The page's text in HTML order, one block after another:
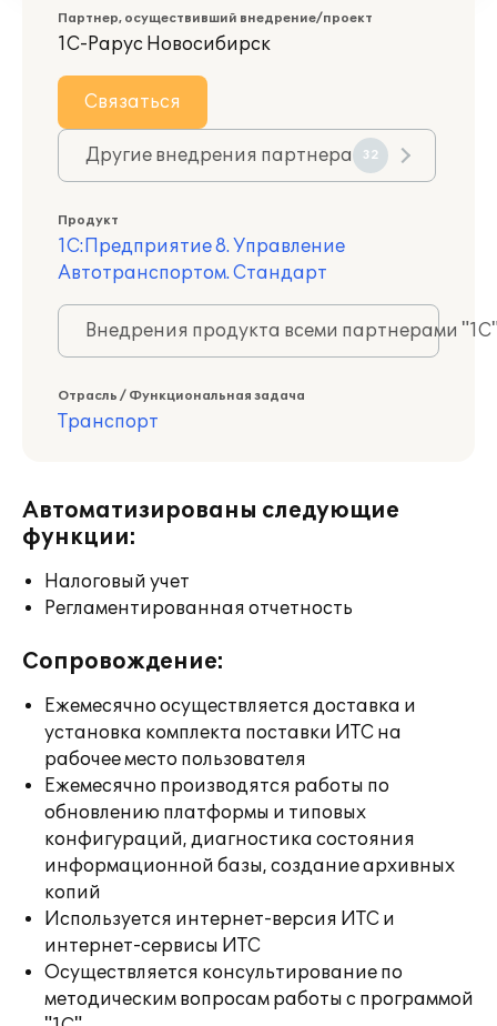
Партнер, осуществивший внедрение/проект
1С-Рарус Новосибирск
Связаться
Другие внедрения партнера 32
Продукт
1С:Предприятие 8. Управление
Автотранспортом. Стандарт
Внедрения продукта всеми партнерами
Отрасль / Функциональная задача
Транспорт
Автоматизированы следующие
функции:
Налоговый учет
Регламентированная отчетность
Сопровождение:
Ежемесячно осуществляется доставка и
установка комплекта поставки ИТС на
рабочее место пользователя
Ежемесячно производятся работы по
обновлению платформы и типовых
конфигураций, диагностика состояния
информационной базы, создание архивных
копий
Используется интернет-версия ИТС и
интернет-сервисы ИТС
Осуществляется консультирование по
методическим вопросам работы с программой